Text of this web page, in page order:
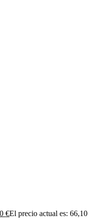
€El precio actual es: